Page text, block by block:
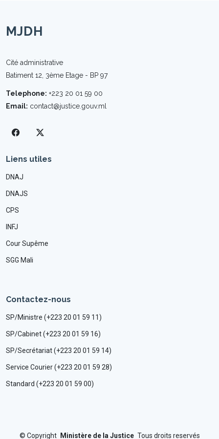
MJDH
Cité administrative
Batiment 12, 3ème Etage - BP 97
Telephone: +223 20 01 59 00
Email: contact@justice.gouv.ml
Liens utiles
DNAJ
DNAJS
CPS
INFJ
Cour Supême
SGG Mali
Contactez-nous
SP/Ministre (+223 20 01 59 11)
SP/Cabinet (+223 20 01 59 16)
SP/Secrétariat (+223 20 01 59 14)
Service Courier (+223 20 01 59 28)
Standard (+223 20 01 59 00)
© Copyright Ministère de la Justice Tous droits reservés